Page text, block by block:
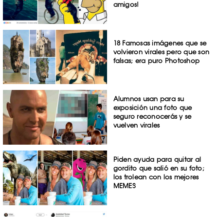
amigos!
18 Famosas imágenes que se
volvieron virales pero que son
falsas; era puro Photoshop
Alumnos usan para su
exposición una foto que
seguro reconocerás y se
vuelven virales
Piden ayuda para quitar al
gordito que salió en su foto;
los trolean con los mejores
MEMES